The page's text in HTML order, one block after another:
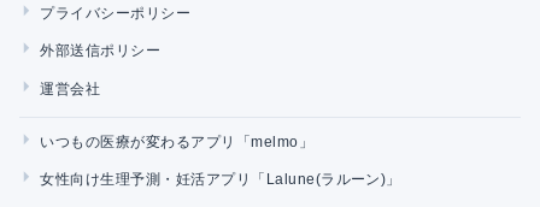
プライバシーポリシー
外部送信ポリシー
運営会社
いつもの医療が変わるアプリ「melmo」
女性向け生理予測・妊活アプリ「Lalune(ラルーン)」